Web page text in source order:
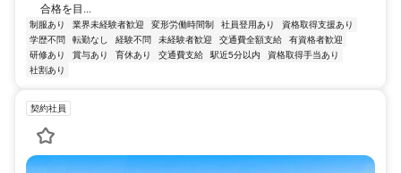
合格を目...
制服あり 業界未経験者歓迎 変形労働時間制 社員登用あり
資格取得支援あり
学歴不問
転勤なし 経験不問 未経験者歓迎 交通費全額支給
有資格者歓迎
研修あり
賞与あり 育休あり 交通費支給 駅近5分以内
資格取得手当あり
社割あり
契約社員